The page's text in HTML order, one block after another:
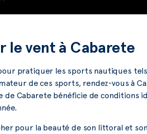
le vent à Cabarete
pratiquer les sports nautiques
de ces sports, rendez-vous à
Cabarete bénéficie de conditions
pour la beauté de son littoral et